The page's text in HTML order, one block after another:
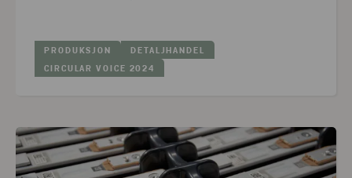
PRODUKSJON DETALJHANDEL
CIRCULAR VOICE 2024